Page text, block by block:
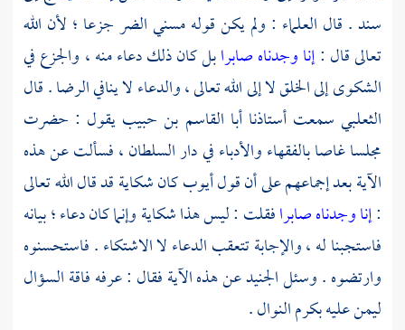
سند . قال العلماء : ولم يكن قوله مسني الضر جزعا ؛ لأن الله
تعالى قال :إنا وجدناه صابرابل كان ذلك دعاء منه ، والجزع في
الشكوى إلى الخلق لا إلى الله تعالى ، والدعاء لا ينافي الرضا . قال
الثعلبي سمعت أستاذناأبا القاسم بن حبيب يقول : حضرت
مجلسا غاصا بالفقهاء والأدباء في دار السلطان ، فسألت عن هذه
الآية بعد إجماعهم على أن قولأيوبكان شكاية قد قال الله تعالى
:إنا وجدناه صابرافقلت : ليس هذا شكاية وإنما كان دعاء ؛ بيانه
فاستجبنا له ، والإجابة تتعقب الدعاء لا الاشتكاء . فاستحسنوه
وارتضوه . وسئلالجنيدعن هذه الآية فقال : عرفه فاقة السؤال
ليمن عليه بكرم النوال .